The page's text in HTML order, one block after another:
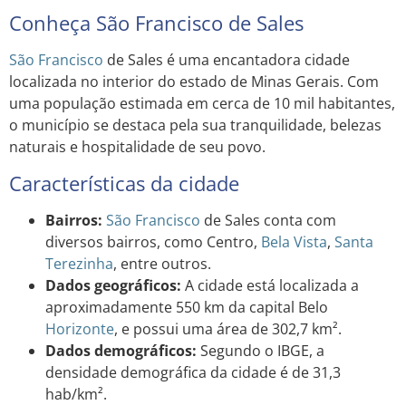
Conheça São Francisco de Sales
São Francisco de Sales é uma encantadora cidade
localizada no interior do estado de Minas Gerais. Com
uma população estimada em cerca de 10 mil habitantes,
o município se destaca pela sua tranquilidade, belezas
naturais e hospitalidade de seu povo.
Características da cidade
Bairros: São Francisco de Sales conta com
diversos bairros, como Centro, Bela Vista, Santa
Terezinha, entre outros.
Dados geográficos: A cidade está localizada a
aproximadamente 550 km da capital Belo
Horizonte, e possui uma área de 302,7 km².
Dados demográficos: Segundo o IBGE, a
densidade demográfica da cidade é de 31,3
hab/km².